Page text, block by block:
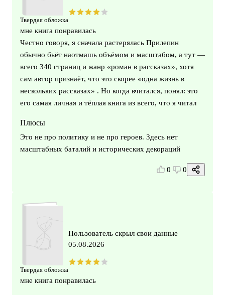
Твердая обложка
мне книга понравилась
Честно говоря, я сначала растерялась Прилепин
обычно бьёт наотмашь объёмом и масштабом, а тут —
всего 340 страниц и жанр «роман в рассказах», хотя
сам автор признаёт, что это скорее «одна жизнь в
нескольких рассказах» . Но когда вчитался, понял: это
его самая личная и тёплая книга из всего, что я читал
Плюсы
Это не про политику и не про героев. Здесь нет
масштабных баталий и исторических декораций
0 0
Твердая обложка
Пользователь скрыл свои данные
05.08.2026
мне книга понравилась